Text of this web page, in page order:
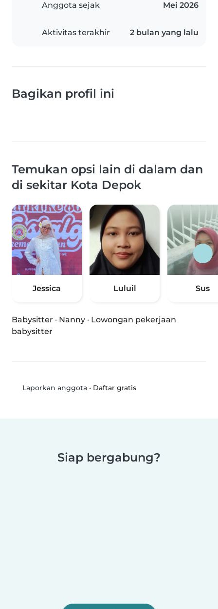
Anggota sejak Mei 2026
Aktivitas terakhir 2 bulan yang lalu
Bagikan profil ini
Temukan opsi lain di dalam dan
di sekitar Kota Depok
Jessica Luluil Sus
Babysitter · Nanny · Lowongan pekerjaan
babysitter
Laporkan anggota• Daftar gratis
Siap bergabung?